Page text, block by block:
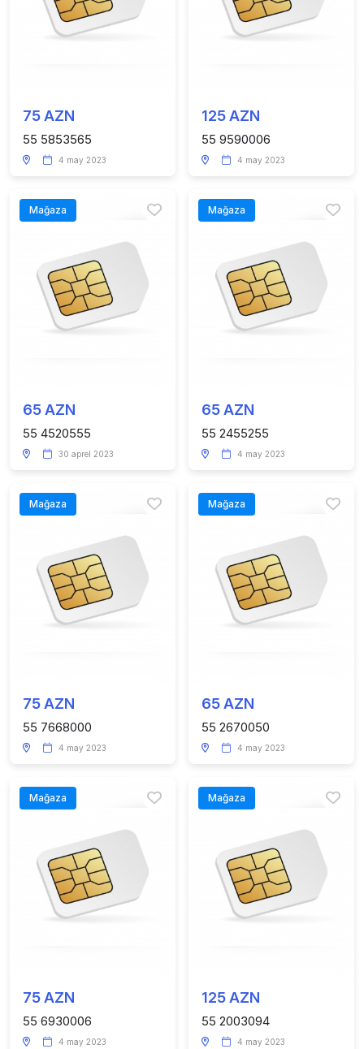
75 AZN
55 5853565
4 may 2023
125 AZN
55 9590006
4 may 2023
Mağaza
65 AZN
55 4520555
30 aprel 2023
Mağaza
65 AZN
55 2455255
4 may 2023
Mağaza
75 AZN
55 7668000
4 may 2023
Mağaza
65 AZN
55 2670050
4 may 2023
Mağaza
75 AZN
55 6930006
4 may 2023
Mağaza
125 AZN
55 2003094
4 may 2023